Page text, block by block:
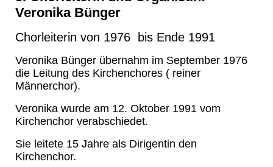
Veronika Bünger
Chorleiterin von 1976 bis Ende 1991
Veronika Bünger übernahm im September 1976
die Leitung des Kirchenchores ( reiner
Männerchor).
Veronika wurde am 12. Oktober 1991 vom
Kirchenchor verabschiedet.
Sie leitete 15 Jahre als Dirigentin den
Kirchenchor.